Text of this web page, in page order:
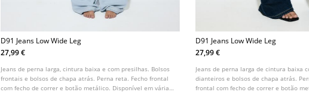
D91 Jeans Low Wide Leg
27,99 €
Jeans de perna larga, cintura baixa e com presilhas. Bolsos
frontais e bolsos de chapa atrás. Perna reta. Fecho frontal
com fecho de correr e botão metálico. Disponível em várias
D91 Jeans Low Wide Leg
27,99 €
Jeans de perna larga de cintura baixa
dianteiros e bolsos de chapa atrás.
frontal com fecho de correr e botão